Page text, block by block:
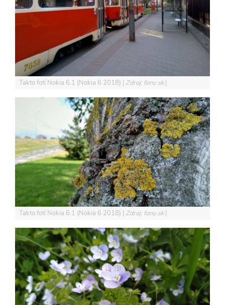
Takto fotí Nokia 6.1 (Nokia 6 2018) Zdroj: fony.sk
Takto fotí Nokia 6.1 (Nokia 6 2018) Zdroj: fony.sk